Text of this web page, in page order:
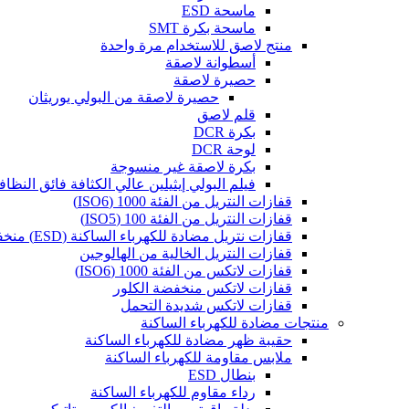
ماسحة ESD
ماسحة بكرة SMT
منتج لاصق للاستخدام مرة واحدة
أسطوانة لاصقة
حصيرة لاصقة
حصيرة لاصقة من البولي يوريثان
قلم لاصق
بكرة DCR
لوحة DCR
بكرة لاصقة غير منسوجة
فيلم البولي إيثيلين عالي الكثافة فائق
قفازات النتريل من الفئة 1000 (ISO6)
قفازات النتريل من الفئة 100 (ISO5)
قفازات نتريل مضادة للكهرباء الساكنة (ESD) منخفضة الكلور
قفازات النتريل الخالية من الهالوجين
قفازات لاتكس من الفئة 1000 (ISO6)
قفازات لاتكس منخفضة الكلور
قفازات لاتكس شديدة التحمل
منتجات مضادة للكهرباء الساكنة
حقيبة ظهر مضادة للكهرباء الساكنة
ملابس مقاومة للكهرباء الساكنة
بنطال ESD
رداء مقاوم للكهرباء الساكنة